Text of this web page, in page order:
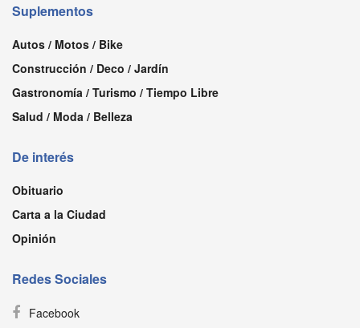
Suplementos
Autos / Motos / Bike
Construcción / Deco / Jardín
Gastronomía / Turismo / Tiempo Libre
Salud / Moda / Belleza
De interés
Obituario
Carta a la Ciudad
Opinión
Redes Sociales
Facebook